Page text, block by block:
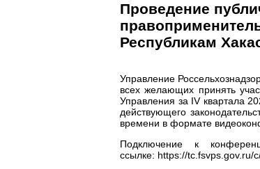
Проведение
Республикам
Управление
всех желающих принять
Управления за IV квартала
действующего
времени в формате
Подключение к
ссылке: https://tc.fsvps.gov.ru/